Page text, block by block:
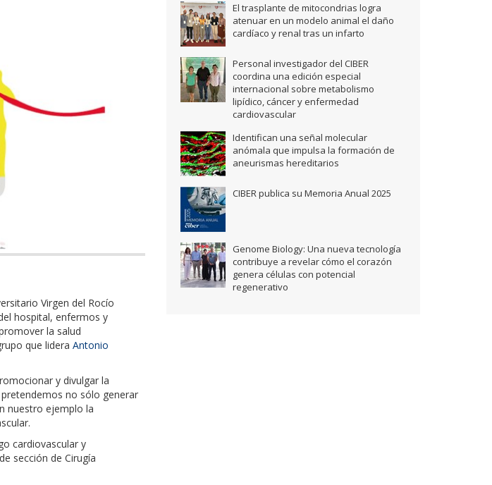
Virgen del Rocío
hospital, enfermos y
la salud
que lidera Antonio
y divulgar la
no sólo generar
nuestro ejemplo la
cardiovascular y
sección de Cirugía
El trasplante de mitocondrias logra
atenuar en un modelo animal el daño
cardíaco y renal tras un infarto
Personal investigador del CIBER
coordina una edición especial
internacional sobre metabolismo
lipídico, cáncer y enfermedad
cardiovascular
Identifican una señal molecular
anómala que impulsa la formación de
aneurismas hereditarios
CIBER publica su Memoria Anual 2025
Genome Biology: Una nueva tecnología
contribuye a revelar cómo el corazón
genera células con potencial
regenerativo